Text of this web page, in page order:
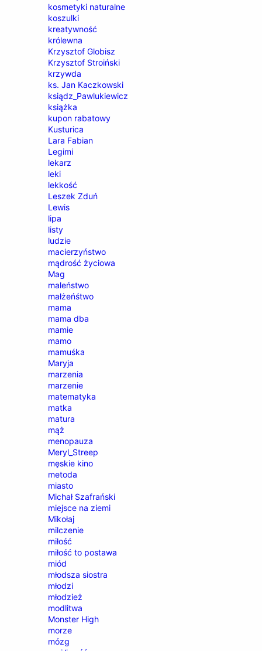
kosmetyki naturalne
koszulki
kreatywność
królewna
Krzysztof Globisz
Krzysztof Stroiński
krzywda
ks. Jan Kaczkowski
ksiądz_Pawlukiewicz
książka
kupon rabatowy
Kusturica
Lara Fabian
Legimi
lekarz
leki
lekkość
Leszek Zduń
Lewis
lipa
listy
ludzie
macierzyństwo
mądrość życiowa
Mag
maleństwo
małżeńśtwo
mama
mama dba
mamie
mamo
mamuśka
Maryja
marzenia
marzenie
matematyka
matka
matura
mąż
menopauza
Meryl_Streep
męskie kino
metoda
miasto
Michał Szafrański
miejsce na ziemi
Mikołaj
milczenie
miłość
miłość to postawa
miód
młodsza siostra
młodzi
młodzież
modlitwa
Monster High
morze
mózg